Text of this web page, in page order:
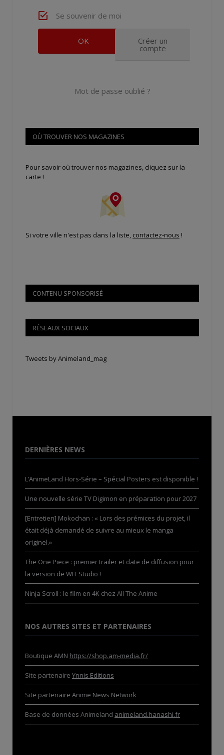
Se souvenir de moi
Créer un
compte
Mot de passe oublié ?
OÙ TROUVER NOS MAGAZINES
Pour savoir où trouver nos magazines, cliquez sur la
carte !
Si votre ville n'est pas dans la liste, contactez-nous !
CONTENU SPONSORISÉ
RÉSEAUX SOCIAUX
Tweets by Animeland_mag
DERNIÈRES NEWS
L’AnimeLand Hors-Série – Spécial Posters est disponible !
Une nouvelle série TV Digimon en préparation pour 2027
[Entretien] Mokochan : « Lors des prémices du projet, il
était déjà demandé de suivre au mieux le manga
originel.»
The One Piece : premier trailer et date de diffusion pour
la version de WIT Studio !
Ninja Scroll : le film en 4K chez All The Anime
NOS AUTRES SITES ET PARTENAIRES
Boutique AMN https://shop.am-media.fr/
Site partenaire Ynnis Editions
Site partenaire Anime News Network
Base de données Animeland animeland.hanashi.fr